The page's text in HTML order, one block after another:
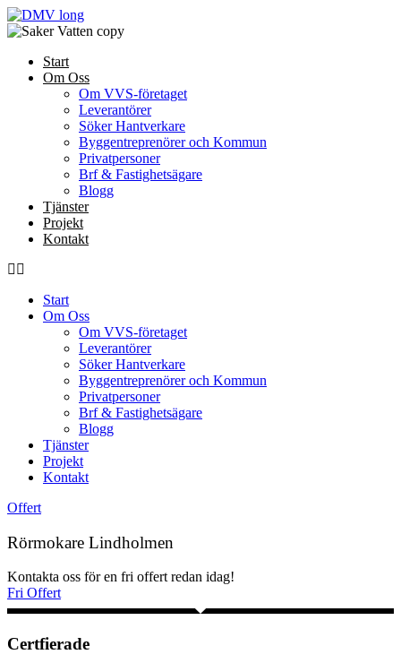
Skip
to
Start
Om Oss
Om VVS-företaget
Leverantörer
Söker Hantverkare
Byggentreprenörer och Kommun
Privatpersoner
Brf & Fastighetsägare
Blogg
Tjänster
Projekt
Kontakt
Start
Om Oss
Om VVS-företaget
Leverantörer
Söker Hantverkare
Byggentreprenörer och Kommun
Privatpersoner
Brf & Fastighetsägare
Blogg
Tjänster
Projekt
Kontakt
Offert
Rörmokare Lindholmen
Kontakta oss för en fri offert redan idag!
Fri Offert
Certfierade